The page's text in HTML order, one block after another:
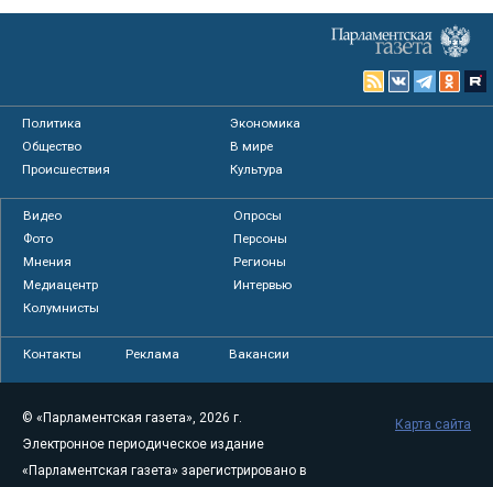
Политика
Экономика
Общество
В мире
Происшествия
Культура
Видео
Опросы
Фото
Персоны
Мнения
Регионы
Медиацентр
Интервью
Колумнисты
Контакты Реклама Вакансии
© «Парламентская газета», 2026 г.
Электронное периодическое издание
«Парламентская газета» зарегистрировано в
Карта сайта